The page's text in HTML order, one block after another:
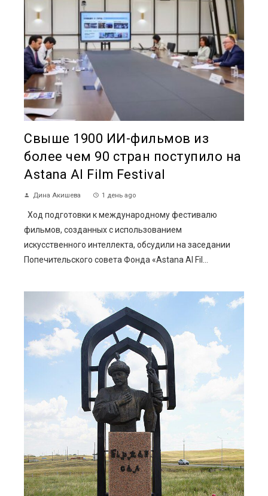
Свыше 1900 ИИ-фильмов из
более чем 90 стран поступило на
Astana AI Film Festival
Дина Акишева 1 день ago
Ход подготовки к международному фестивалю
фильмов, созданных с использованием
искусственного интеллекта, обсудили на заседании
Попечительского совета Фонда «Astana AI Fil...